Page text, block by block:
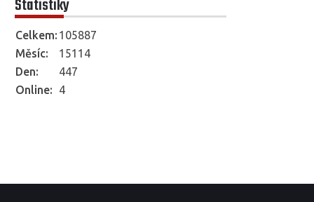
Statistiky
Online: 4
Celkem: 105887
Měsíc:
15114
Den:
447